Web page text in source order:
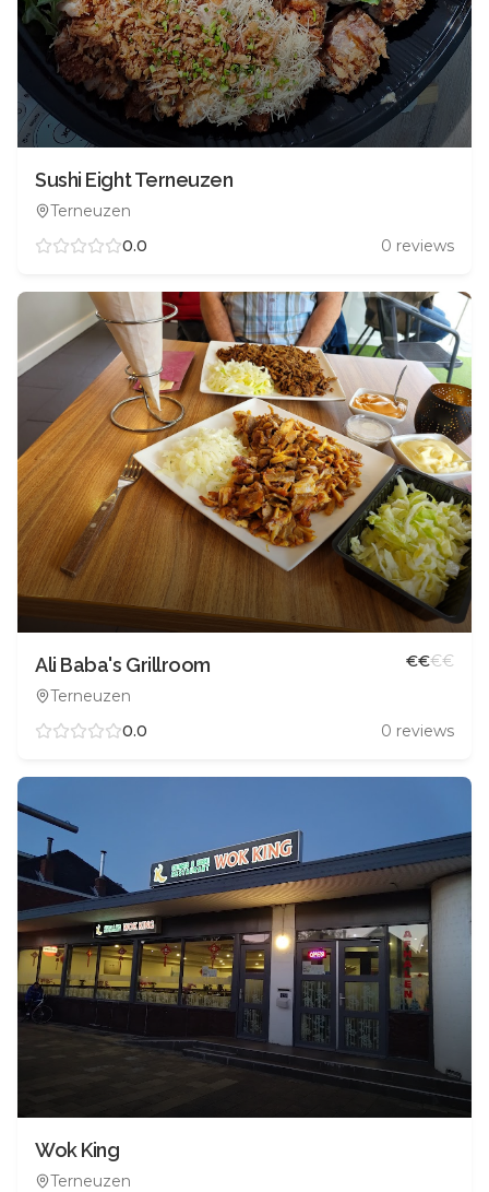
Sushi Eight Terneuzen
Terneuzen
0.0
0 reviews
Ali Baba's Grillroom
Terneuzen
€€€€
0.0 0 reviews
Wok King
Terneuzen